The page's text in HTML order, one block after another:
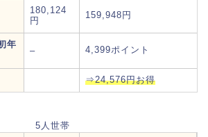
180,124
円
159,948円
年
– 4,399ポイント
⇒24,576円お得
5人世帯